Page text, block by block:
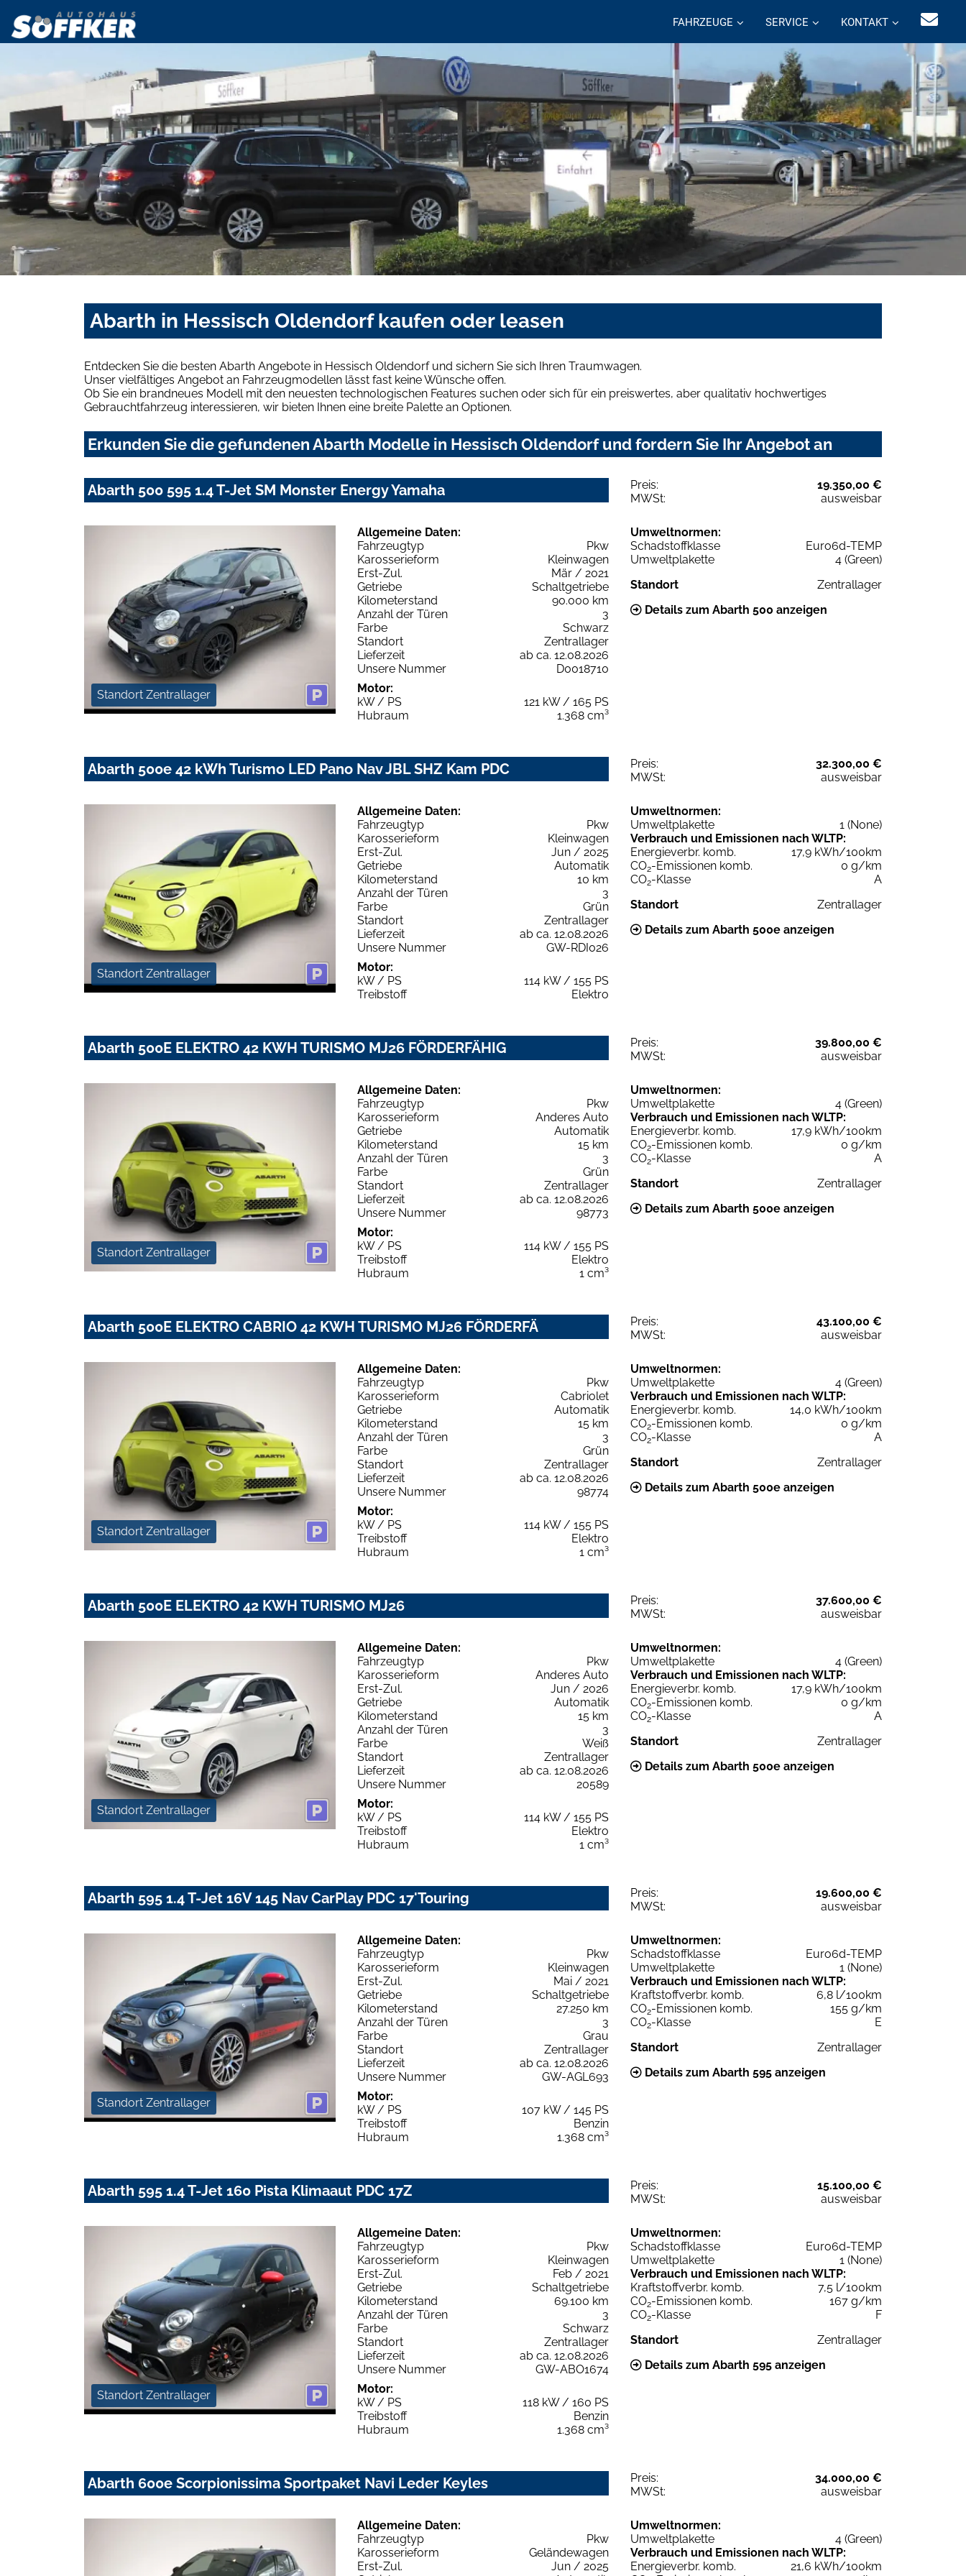
FAHRZEUGE SERVICE KONTAKT
Abarth in Hessisch Oldendorf kaufen oder leasen
Entdecken Sie die besten Abarth Angebote in Hessisch Oldendorf und sichern Sie sich Ihren Traumwagen.
Unser vielfältiges Angebot an Fahrzeugmodellen lässt fast keine Wünsche offen.
Ob Sie ein brandneues Modell mit den neuesten technologischen Features suchen oder sich für ein preiswertes, aber qualitativ hochwertiges
Gebrauchtfahrzeug interessieren, wir bieten Ihnen eine breite Palette an Optionen.
Erkunden Sie die gefundenen Abarth Modelle in Hessisch Oldendorf und fordern Sie Ihr Angebot an
Abarth 500 595 1.4 T-Jet SM Monster Energy Yamaha Preis:
19.350,00 €
MWSt:
ausweisbar
Standort Zentrallager
Allgemeine Daten:
Fahrzeugtyp
Pkw
Karosserieform
Kleinwagen
Erst-Zul.
Mär / 2021
Getriebe
Schaltgetriebe
Kilometerstand
90.000 km
Anzahl der Türen
3
Farbe
Schwarz
Standort
Zentrallager
Lieferzeit
ab ca. 12.08.2026
Unsere Nummer
D0018710
Motor:
kW / PS
121 kW / 165 PS
Hubraum
1.368 cm³
Umweltnormen:
Schadstoffklasse
Euro6d-TEMP
Umweltplakette
4 (Green)
Standort
Zentrallager
Details zum Abarth 500 anzeigen
Abarth 500e 42 kWh Turismo LED Pano Nav JBL SHZ Kam PDC Preis:
32.300,00 €
MWSt:
ausweisbar
Standort Zentrallager
Allgemeine Daten:
Fahrzeugtyp
Pkw
Karosserieform
Kleinwagen
Erst-Zul.
Jun / 2025
Getriebe
Automatik
Kilometerstand
10 km
Anzahl der Türen
3
Farbe
Grün
Standort
Zentrallager
Lieferzeit
ab ca. 12.08.2026
Unsere Nummer
GW-RDI026
Motor:
kW / PS
114 kW / 155 PS
Treibstoff
Elektro
Umweltnormen:
Umweltplakette
1 (None)
Verbrauch und Emissionen nach WLTP:
Energieverbr. komb.
17,9 kWh/100km
CO2-Emissionen komb.
0 g/km
CO2-Klasse
A
Standort
Zentrallager
Details zum Abarth 500e anzeigen
Abarth 500E ELEKTRO 42 KWH TURISMO MJ26 FÖRDERFÄHIG Preis:
39.800,00 €
MWSt:
ausweisbar
Standort Zentrallager
Allgemeine Daten:
Fahrzeugtyp
Pkw
Karosserieform
Anderes Auto
Getriebe
Automatik
Kilometerstand
15 km
Anzahl der Türen
3
Farbe
Grün
Standort
Zentrallager
Lieferzeit
ab ca. 12.08.2026
Unsere Nummer
98773
Motor:
kW / PS
114 kW / 155 PS
Treibstoff
Elektro
Hubraum
1 cm³
Umweltnormen:
Umweltplakette
4 (Green)
Verbrauch und Emissionen nach WLTP:
Energieverbr. komb.
17,9 kWh/100km
CO2-Emissionen komb.
0 g/km
CO2-Klasse
A
Standort
Zentrallager
Details zum Abarth 500e anzeigen
Abarth 500E ELEKTRO CABRIO 42 KWH TURISMO MJ26 FÖRDERFÄ Preis:
43.100,00 €
MWSt:
ausweisbar
Standort Zentrallager
Allgemeine Daten:
Fahrzeugtyp
Pkw
Karosserieform
Cabriolet
Getriebe
Automatik
Kilometerstand
15 km
Anzahl der Türen
3
Farbe
Grün
Standort
Zentrallager
Lieferzeit
ab ca. 12.08.2026
Unsere Nummer
98774
Motor:
kW / PS
114 kW / 155 PS
Treibstoff
Elektro
Hubraum
1 cm³
Umweltnormen:
Umweltplakette
4 (Green)
Verbrauch und Emissionen nach WLTP:
Energieverbr. komb.
14,0 kWh/100km
CO2-Emissionen komb.
0 g/km
CO2-Klasse
A
Standort
Zentrallager
Details zum Abarth 500e anzeigen
Abarth 500E ELEKTRO 42 KWH TURISMO MJ26 Preis:
37.600,00 €
MWSt:
ausweisbar
Standort Zentrallager
Allgemeine Daten:
Fahrzeugtyp
Pkw
Karosserieform
Anderes Auto
Erst-Zul.
Jun / 2026
Getriebe
Automatik
Kilometerstand
15 km
Anzahl der Türen
3
Farbe
Weiß
Standort
Zentrallager
Lieferzeit
ab ca. 12.08.2026
Unsere Nummer
20589
Motor:
kW / PS
114 kW / 155 PS
Treibstoff
Elektro
Hubraum
1 cm³
Umweltnormen:
Umweltplakette
4 (Green)
Verbrauch und Emissionen nach WLTP:
Energieverbr. komb.
17,9 kWh/100km
CO2-Emissionen komb.
0 g/km
CO2-Klasse
A
Standort
Zentrallager
Details zum Abarth 500e anzeigen
Abarth 595 1.4 T-Jet 16V 145 Nav CarPlay PDC 17'Touring Preis:
19.600,00 €
MWSt:
ausweisbar
Standort Zentrallager
Allgemeine Daten:
Fahrzeugtyp
Pkw
Karosserieform
Kleinwagen
Erst-Zul.
Mai / 2021
Getriebe
Schaltgetriebe
Kilometerstand
27.250 km
Anzahl der Türen
3
Farbe
Grau
Standort
Zentrallager
Lieferzeit
ab ca. 12.08.2026
Unsere Nummer
GW-AGL693
Motor:
kW / PS
107 kW / 145 PS
Treibstoff
Benzin
Hubraum
1.368 cm³
Umweltnormen:
Schadstoffklasse
Euro6d-TEMP
Umweltplakette
1 (None)
Verbrauch und Emissionen nach WLTP:
Kraftstoffverbr. komb.
6,8 l/100km
CO2-Emissionen komb.
155 g/km
CO2-Klasse
E
Standort
Zentrallager
Details zum Abarth 595 anzeigen
Abarth 595 1.4 T-Jet 160 Pista Klimaaut PDC 17Z Preis:
15.100,00 €
MWSt:
ausweisbar
Standort Zentrallager
Allgemeine Daten:
Fahrzeugtyp
Pkw
Karosserieform
Kleinwagen
Erst-Zul.
Feb / 2021
Getriebe
Schaltgetriebe
Kilometerstand
69.100 km
Anzahl der Türen
3
Farbe
Schwarz
Standort
Zentrallager
Lieferzeit
ab ca. 12.08.2026
Unsere Nummer
GW-ABO1674
Motor:
kW / PS
118 kW / 160 PS
Treibstoff
Benzin
Hubraum
1.368 cm³
Umweltnormen:
Schadstoffklasse
Euro6d-TEMP
Umweltplakette
1 (None)
Verbrauch und Emissionen nach WLTP:
Kraftstoffverbr. komb.
7,5 l/100km
CO2-Emissionen komb.
167 g/km
CO2-Klasse
F
Standort
Zentrallager
Details zum Abarth 595 anzeigen
Abarth 600e Scorpionissima Sportpaket Navi Leder Keyles Preis:
34.000,00 €
MWSt:
ausweisbar
Allgemeine Daten:
Fahrzeugtyp
Pkw
Karosserieform
Geländewagen
Erst-Zul.
Jun / 2025
Umweltnormen:
Umweltplakette
4 (Green)
Verbrauch und Emissionen nach WLTP:
Energieverbr. komb.
21,6 kWh/100km